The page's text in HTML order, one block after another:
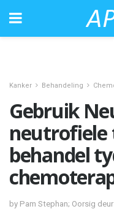
Kanker Behandeling
Gebruik
neutrofiele
behandel
by Pam Stephan; Oorsig